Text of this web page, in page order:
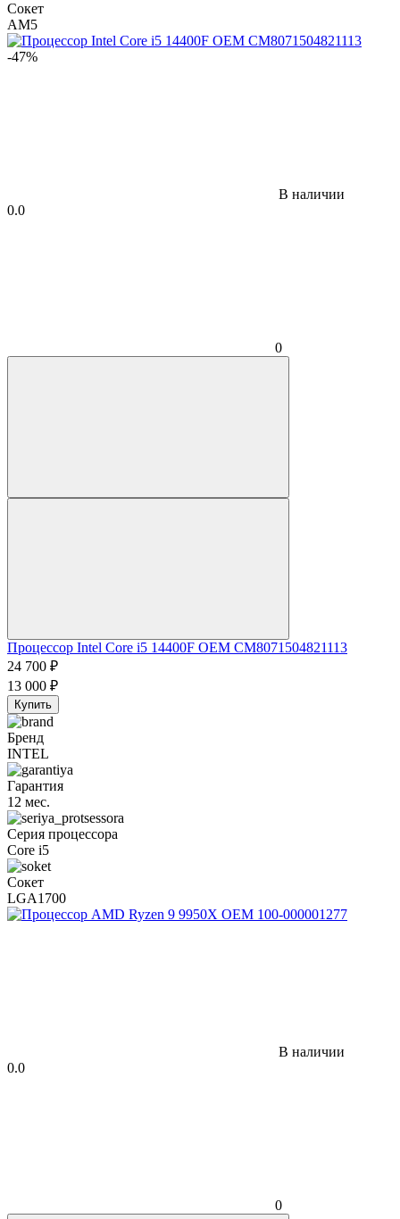
Сокет
AM5
-47%
В наличии
0.0
0
Процессор Intel Core i5 14400F OEM CM8071504821113
24 700 ₽
13 000 ₽
Купить
Бренд
INTEL
Гарантия
12 мес.
Серия процессора
Core i5
Сокет
LGA1700
В наличии
0.0
0